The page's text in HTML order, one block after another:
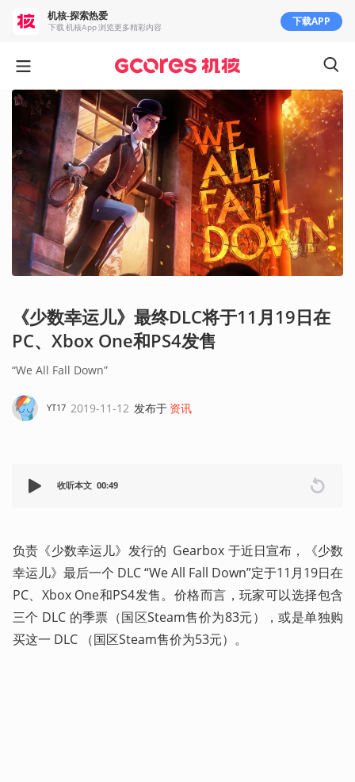
《少数幸运儿》最终DLC将于11月19日在
PC、Xbox One和PS4发售
“We All Fall Down”
YT17 2019-11-12 发布于 资讯
收听本文 00:49
负责《少数幸运儿》发行的  Gearbox 于近日宣布，《少数
幸运儿》最后一个 DLC “We All Fall Down”定于11月19日在
PC、Xbox One和PS4发售。价格而言，玩家可以选择包含
三个 DLC 的季票（国区Steam售价为83元），或是单独购
买这一 DLC （国区Steam售价为53元）。
机核-探索热爱
下载 机核App 浏览更多精彩内容 下载APP